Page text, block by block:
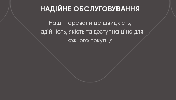
НАДІЙНЕ ОБСЛУГОВУВАННЯ
Наші переваги це швидкість,
надійність, якість та доступна ціна для
кожного покупця